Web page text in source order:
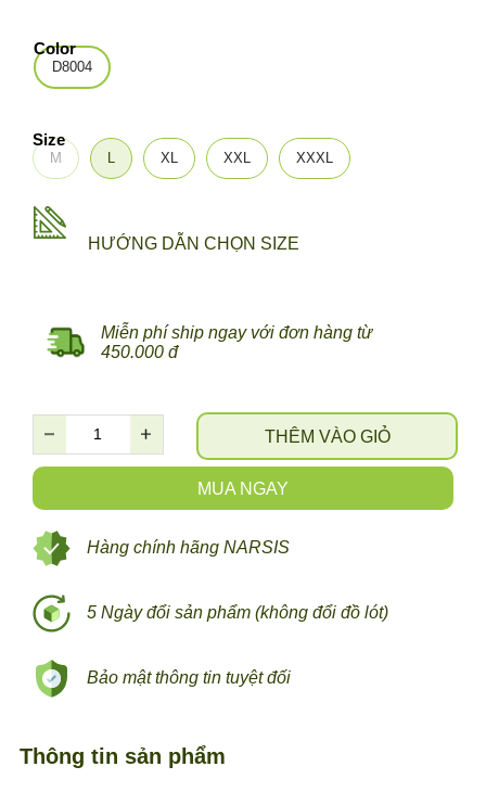
M L XL XXL XXXL
Size
D8004
Color
MUA NGAY
THÊM VÀO GIỎ
HƯỚNG DẪN CHỌN SIZE
Miễn phí ship ngay với đơn hàng từ
450.000 đ
5 Ngày đổi sản phẩm (không đổi đồ lót)
Bảo mật thông tin tuyệt đối
Hàng chính hãng NARSIS
Thông tin sản phẩm